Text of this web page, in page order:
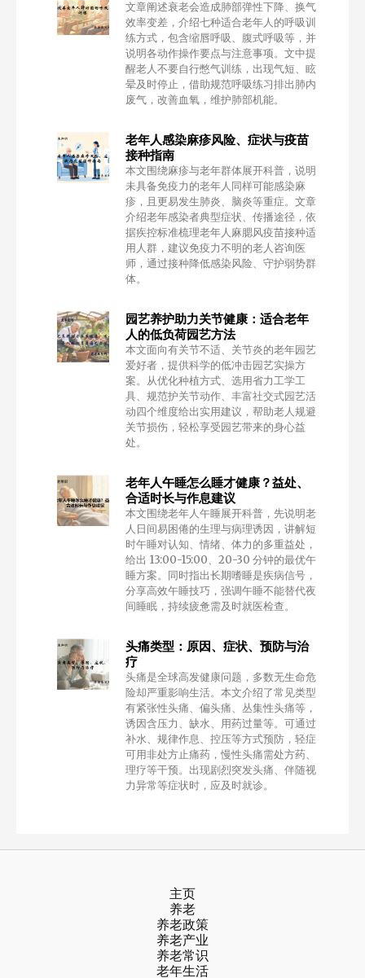
文章阐述衰老会造成肺部弹性下降、换气
效率变差，介绍七种适合老年人的呼吸训
练方式，包含缩唇呼吸、腹式呼吸等，并
说明各动作操作要点与注意事项。文中提
醒老人不要自行憋气训练，出现气短、眩
晕及时停止，借助规范呼吸练习排出肺内
废气，改善血氧，维护肺部机能。
老年人感染麻疹风险、症状与疫苗
接种指南
本文围绕麻疹与老年群体展开科普，说明
未具备免疫力的老年人同样可能感染麻
疹，且更易发生肺炎、脑炎等重症。文章
介绍老年感染者典型症状、传播途径，依
据疾控标准梳理老年人麻腮风疫苗接种适
用人群，建议免疫力不明的老人咨询医
师，通过接种降低感染风险、守护弱势群
体。
园艺养护助力关节健康：适合老年
人的低负荷园艺方法
本文面向有关节不适、关节炎的老年园艺
爱好者，提供科学的低冲击园艺实操方
案。从优化种植方式、选用省力工学工
具、规范护关节动作、丰富社交式园艺活
动四个维度给出实用建议，帮助老人规避
关节损伤，轻松享受园艺带来的身心益
处。
老年人午睡怎么睡才健康？益处、
合适时长与作息建议
本文围绕老年人午睡展开科普，先说明老
人日间易困倦的生理与病理诱因，讲解短
时午睡对认知、情绪、体力的多重益处，
给出 13:00-15:00、20-30 分钟的最优午
睡方案。同时指出长期嗜睡是疾病信号，
分享高效午睡技巧，强调午睡不能替代夜
间睡眠，持续疲惫需及时就医检查。
头痛类型：原因、症状、预防与治
疗
头痛是全球高发健康问题，多数无生命危
险却严重影响生活。本文介绍了常见类型
有紧张性头痛、偏头痛、丛集性头痛等，
诱因含压力、缺水、用药过量等。可通过
补水、规律作息、控压等方式预防，轻症
可用非处方止痛药，慢性头痛需处方药、
理疗等干预。出现剧烈突发头痛、伴随视
力异常等症状时，应及时就诊。
主页
养老
养老政策
养老产业
养老常识
老年生活